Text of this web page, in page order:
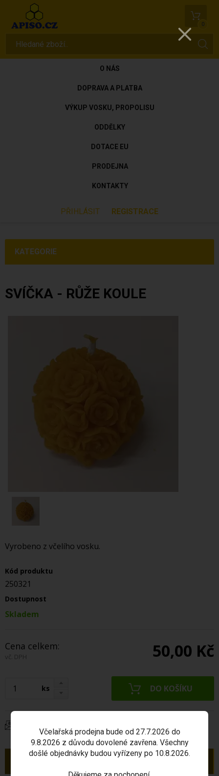
0
O NÁS
DOPRAVA A PLATBA
VÝKUP VOSKU, PROPOLISU
ODDĚLKY
DOTACE EU
PRODEJNA
KONTAKTY
PŘIHLÁSIT REGISTRACE
KATEGORIE
SVÍČKA - RŮŽE KOULE
Vyrobeno z včelího vosku.
Kód produktu
250321
Dostupnost
Skladem
Cena celkem:
vč. DPH 50,00 Kč
ks
Včelařská prodejna bude od 27.7.2026 do
9.8.2026 z důvodu dovolené zavřena. Všechny
došlé objednávky budou vyřízeny po 10.8.2026.